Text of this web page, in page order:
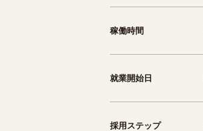
稼働時間
就業開始日
採用ステップ